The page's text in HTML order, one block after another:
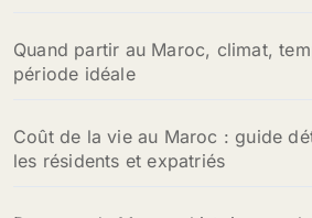
Quand partir au Maroc, climat,
période idéale
Coût de la vie au Maroc : guide
les résidents et expatriés